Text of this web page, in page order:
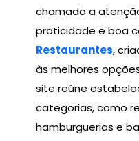
chamado a
praticidade e boa
Restaurantes,
às melhores
site reúne
categorias, como
hamburguerias e